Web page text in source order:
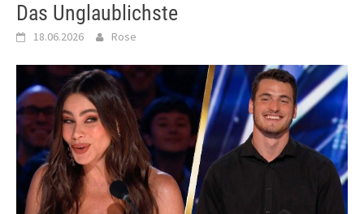
Das Unglaublichste
18.06.2026 Rose